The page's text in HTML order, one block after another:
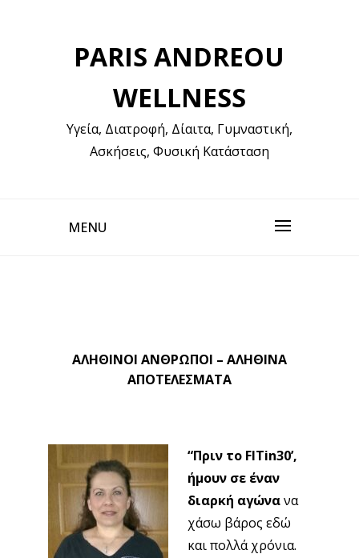
PARIS ANDREOU
WELLNESS
Υγεία, Διατροφή, Δίαιτα, Γυμναστική,
Ασκήσεις, Φυσική Κατάσταση
MENU
ΑΛΗΘΙΝΟΙ ΑΝΘΡΩΠΟΙ – ΑΛΗΘΙΝΑ
ΑΠΟΤΕΛΕΣΜΑΤΑ
“Πριν το FITin30’,
ήμουν σε έναν
διαρκή αγώνανα
χάσω βάρος εδώ
και πολλά χρόνια.